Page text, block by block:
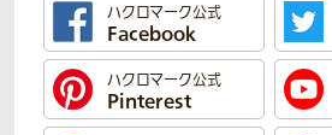
ハクロマーク公式
Facebook
ハクロマーク公式
Pinterest